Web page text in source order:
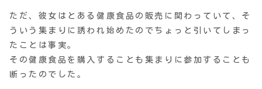
ただ、彼女はとある健康食品の販売に関わっていて、そ
ういう集まりに誘われ始めたのでちょっと引いてしまっ
たことは事実。
その健康食品を購入することも集まりに参加することも
断ったのでした。